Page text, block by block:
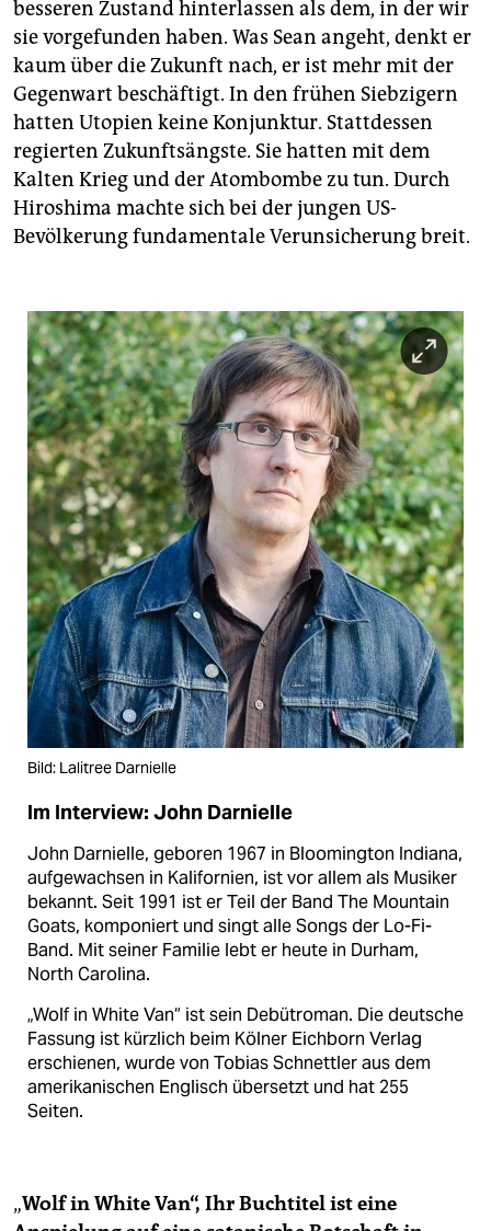
besseren Zustand hinterlassen als dem, in der wir
sie vorgefunden haben. Was Sean angeht, denkt er
kaum über die Zukunft nach, er ist mehr mit der
Gegenwart beschäftigt. In den frühen Siebzigern
hatten Utopien keine Konjunktur. Stattdessen
regierten Zukunftsängste. Sie hatten mit dem
Kalten Krieg und der Atombombe zu tun. Durch
Hiroshima machte sich bei der jungen US-
Bevölkerung fundamentale Verunsicherung breit.
Bild: Lalitree Darnielle
Im Interview: John Darnielle
John Darnielle, geboren 1967 in Bloomington Indiana,
aufgewachsen in Kalifornien, ist vor allem als Musiker
bekannt. Seit 1991 ist er Teil der Band The Mountain
Goats, komponiert und singt alle Songs der Lo-Fi-
Band. Mit seiner Familie lebt er heute in Durham,
North Carolina.
„Wolf in White Van“ ist sein Debütroman. Die deutsche
Fassung ist kürzlich beim Kölner Eichborn Verlag
erschienen, wurde von Tobias Schnettler aus dem
amerikanischen Englisch übersetzt und hat 255
Seiten.
„Wolf in White Van“, Ihr Buchtitel ist eine